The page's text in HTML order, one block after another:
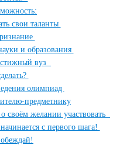
свои таланты
и образования
вуз
олимпиад
предметнику
своём желании участвовать
с первого шага!